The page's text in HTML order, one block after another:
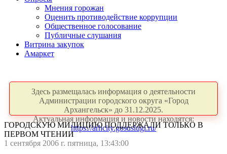
Мнения горожан
Оценить противодействие коррупции
Общественное голосование
Публичные слушания
Витрина закупок
Амаркет
Здесь размещалась информация о деятельности
Администрации городского округа «Город
Архангельск» до 31.12.2025.
Актуальная информация и новости находятся:
https://arhcity.gosuslugi.ru/
ГОРОДСКУЮ МИЛИЦИЮ ПОДДЕРЖАЛИ ТОЛЬКО В
ПЕРВОМ ЧТЕНИИ
1 сентября 2006 г. пятница, 13:43:00